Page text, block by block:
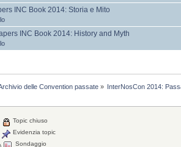
INC Book 2014: Storia e Mito
INC Book 2014: History and Myth
delle Convention passate » InterNosCon 2014:
Topic chiuso
Evidenzia topic
Sondaggio